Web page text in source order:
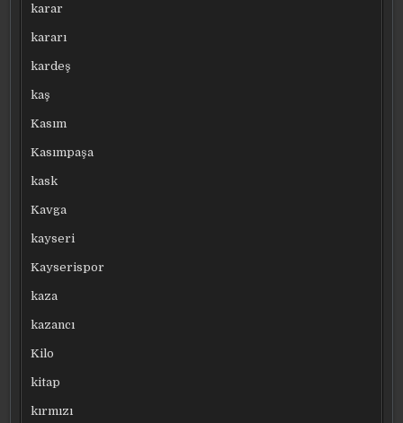
karar
kararı
kardeş
kaş
Kasım
Kasımpaşa
kask
Kavga
kayseri
Kayserispor
kaza
kazancı
Kilo
kitap
kırmızı